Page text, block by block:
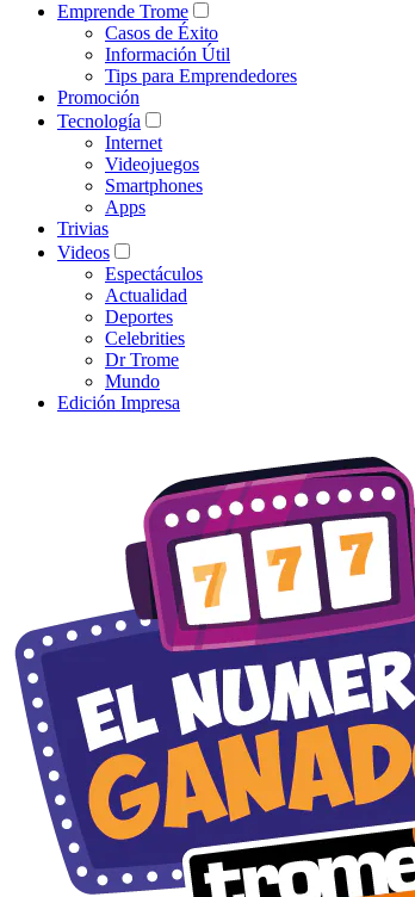
Emprende Trome
Casos de Éxito
Información Útil
Tips para Emprendedores
Promoción
Tecnología
Internet
Videojuegos
Smartphones
Apps
Trivias
Videos
Espectáculos
Actualidad
Deportes
Celebrities
Dr Trome
Mundo
Edición Impresa